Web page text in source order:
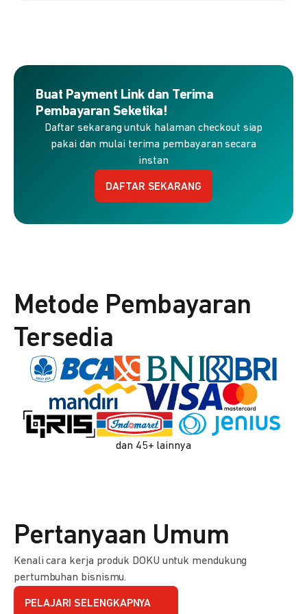
Buat Payment Link dan Terima
Pembayaran Seketika!
Daftar sekarang untuk halaman checkout siap
pakai dan mulai terima pembayaran secara
instan
DAFTAR SEKARANG
Metode Pembayaran
Tersedia
dan 45+ lainnya
Pertanyaan Umum
Kenali cara kerja produk DOKU untuk mendukung
pertumbuhan bisnismu.
PELAJARI SELENGKAPNYA